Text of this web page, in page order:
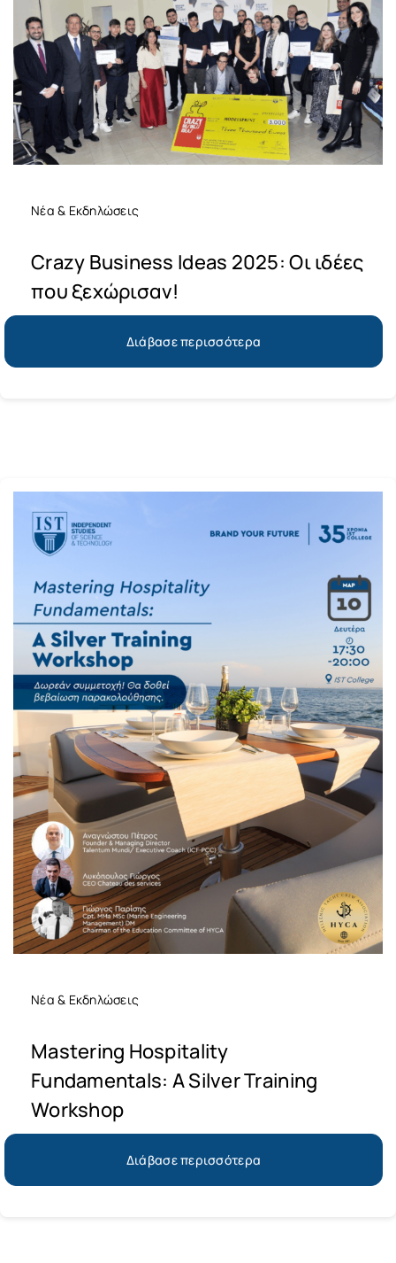
Νέα & Εκδηλώσεις
Crazy Business Ideas 2025: Οι ιδέες
που ξεχώρισαν!
Διάβασε περισσότερα
Νέα & Εκδηλώσεις
Mastering Hospitality
Fundamentals: A Silver Training
Workshop
Διάβασε περισσότερα